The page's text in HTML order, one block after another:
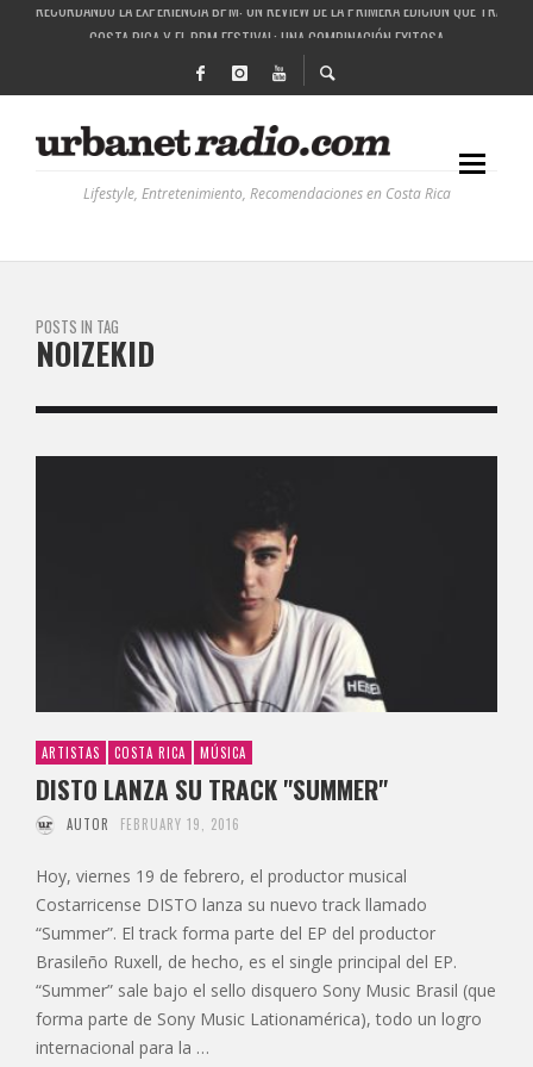
COSTA RICA Y EL BPM FESTIVAL: UNA COMBINACIÓN EXITOSA
RUTAS NATURBANAS: EL PROYECTO QUE ESTÁ TRANSFORMANDO LA CALIDAD DE
LA HISTORIA DETRÁS DE LA MÚSICA ELECTRÓNICA: BBC RADIOPHONIC WORKSHOP
Lifestyle, Entretenimiento, Recomendaciones en Costa Rica
POSTS IN TAG
NOIZEKID
ARTISTAS COSTA RICA MÚSICA
DISTO LANZA SU TRACK "SUMMER"
AUTOR FEBRUARY 19, 2016
Hoy, viernes 19 de febrero, el productor musical
Costarricense DISTO lanza su nuevo track llamado
“Summer”. El track forma parte del EP del productor
Brasileño Ruxell, de hecho, es el single principal del EP.
“Summer” sale bajo el sello disquero Sony Music Brasil (que
forma parte de Sony Music Lationamérica), todo un logro
internacional para la …